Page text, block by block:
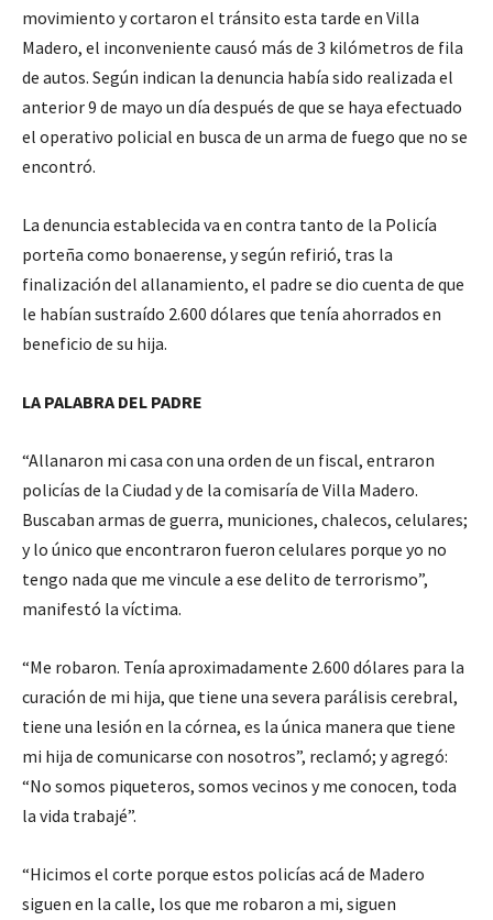
movimiento y cortaron el tránsito esta tarde en Villa
Madero, el inconveniente causó más de 3 kilómetros de fila
de autos. Según indican la denuncia había sido realizada el
anterior 9 de mayo un día después de que se haya efectuado
el operativo policial en busca de un arma de fuego que no se
encontró.
La denuncia establecida va en contra tanto de la Policía
porteña como bonaerense, y según refirió, tras la
finalización del allanamiento, el padre se dio cuenta de que
le habían sustraído 2.600 dólares que tenía ahorrados en
beneficio de su hija.
LA PALABRA DEL PADRE
“Allanaron mi casa con una orden de un fiscal, entraron
policías de la Ciudad y de la comisaría de Villa Madero.
Buscaban armas de guerra, municiones, chalecos, celulares;
y lo único que encontraron fueron celulares porque yo no
tengo nada que me vincule a ese delito de terrorismo”,
manifestó la víctima.
“Me robaron. Tenía aproximadamente 2.600 dólares para la
curación de mi hija, que tiene una severa parálisis cerebral,
tiene una lesión en la córnea, es la única manera que tiene
mi hija de comunicarse con nosotros”, reclamó; y agregó:
“No somos piqueteros, somos vecinos y me conocen, toda
la vida trabajé”.
“Hicimos el corte porque estos policías acá de Madero
siguen en la calle, los que me robaron a mi, siguen